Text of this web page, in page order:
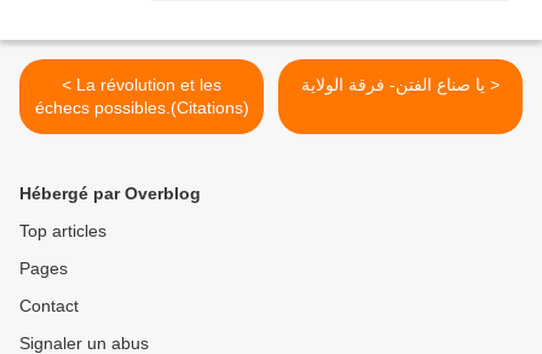
< La révolution et les
échecs possibles.(Citations)
يا صناع الفتن- فرقة الولاية >
Hébergé par Overblog
Top articles
Pages
Contact
Signaler un abus